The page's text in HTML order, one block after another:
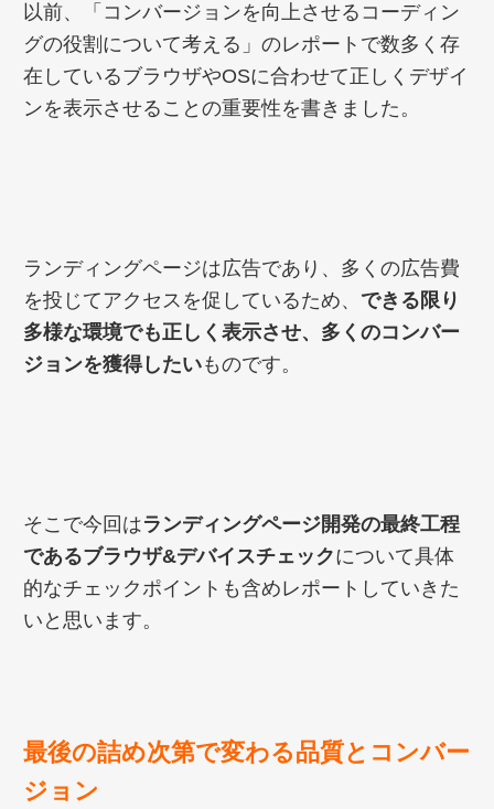
以前、「コンバージョンを向上させるコーディン
グの役割について考える」のレポートで数多く存
在しているブラウザやOSに合わせて正しくデザイ
ンを表示させることの重要性を書きました。
ランディングページは広告であり、多くの広告費
を投じてアクセスを促しているため、 できる限り
多様な環境でも正しく表示させ、多くのコンバー
ジョンを獲得したいものです。
そこで今回はランディングページ開発の最終工程
であるブラウザ&デバイスチェックについて具体
的なチェックポイントも含めレポートしていきた
いと思います。
最後の詰め次第で変わる品質とコンバー
ジョン